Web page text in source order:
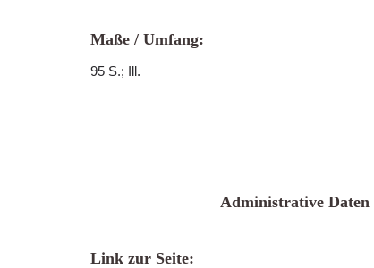
Maße / Umfang:
95 S.; Ill.
Administrative Daten
Link zur Seite: